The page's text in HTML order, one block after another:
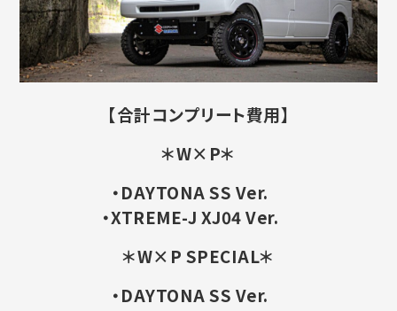
【合計コンプリート費用】
＊W×P＊
・DAYTONA SS Ver.
・XTREME-J XJ04 Ver.
＊W×P SPECIAL＊
・DAYTONA SS Ver.